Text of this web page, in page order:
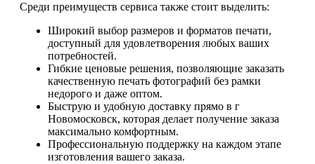
Среди преимуществ сервиса также стоит выделить:
Широкий выбор размеров и форматов печати,
доступный для удовлетворения любых ваших
потребностей.
Гибкие ценовые решения, позволяющие заказать
качественную печать фотографий без рамки
недорого и даже оптом.
Быструю и удобную доставку прямо в г
Новомосковск, которая делает получение заказа
максимально комфортным.
Профессиональную поддержку на каждом этапе
изготовления вашего заказа.